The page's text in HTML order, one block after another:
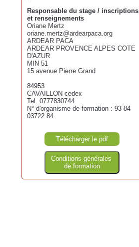
Responsable du stage / inscriptions
et renseignements
Oriane Mertz
oriane.mertz@ardearpaca.org
ARDEAR PACA
ARDEAR PROVENCE ALPES COTE
D'AZUR
MIN 51
15 avenue Pierre Grand
84953
CAVAILLON cedex
Tel. 0777830744
N° d'organisme de formation : 93 84
03722 84
Télécharger le pdf
Conditions générales
de formation